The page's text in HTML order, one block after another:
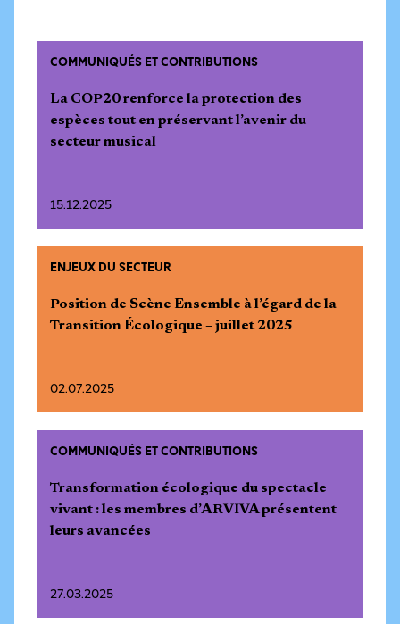
COMMUNIQUÉS ET CONTRIBUTIONS
La COP20 renforce la protection des
espèces tout en préservant l’avenir du
secteur musical
15.12.2025
ENJEUX DU SECTEUR
Position de Scène Ensemble à l’égard de la
Transition Écologique – juillet 2025
02.07.2025
COMMUNIQUÉS ET CONTRIBUTIONS
Transformation écologique du spectacle
vivant : les membres d’ARVIVA présentent
leurs avancées
27.03.2025